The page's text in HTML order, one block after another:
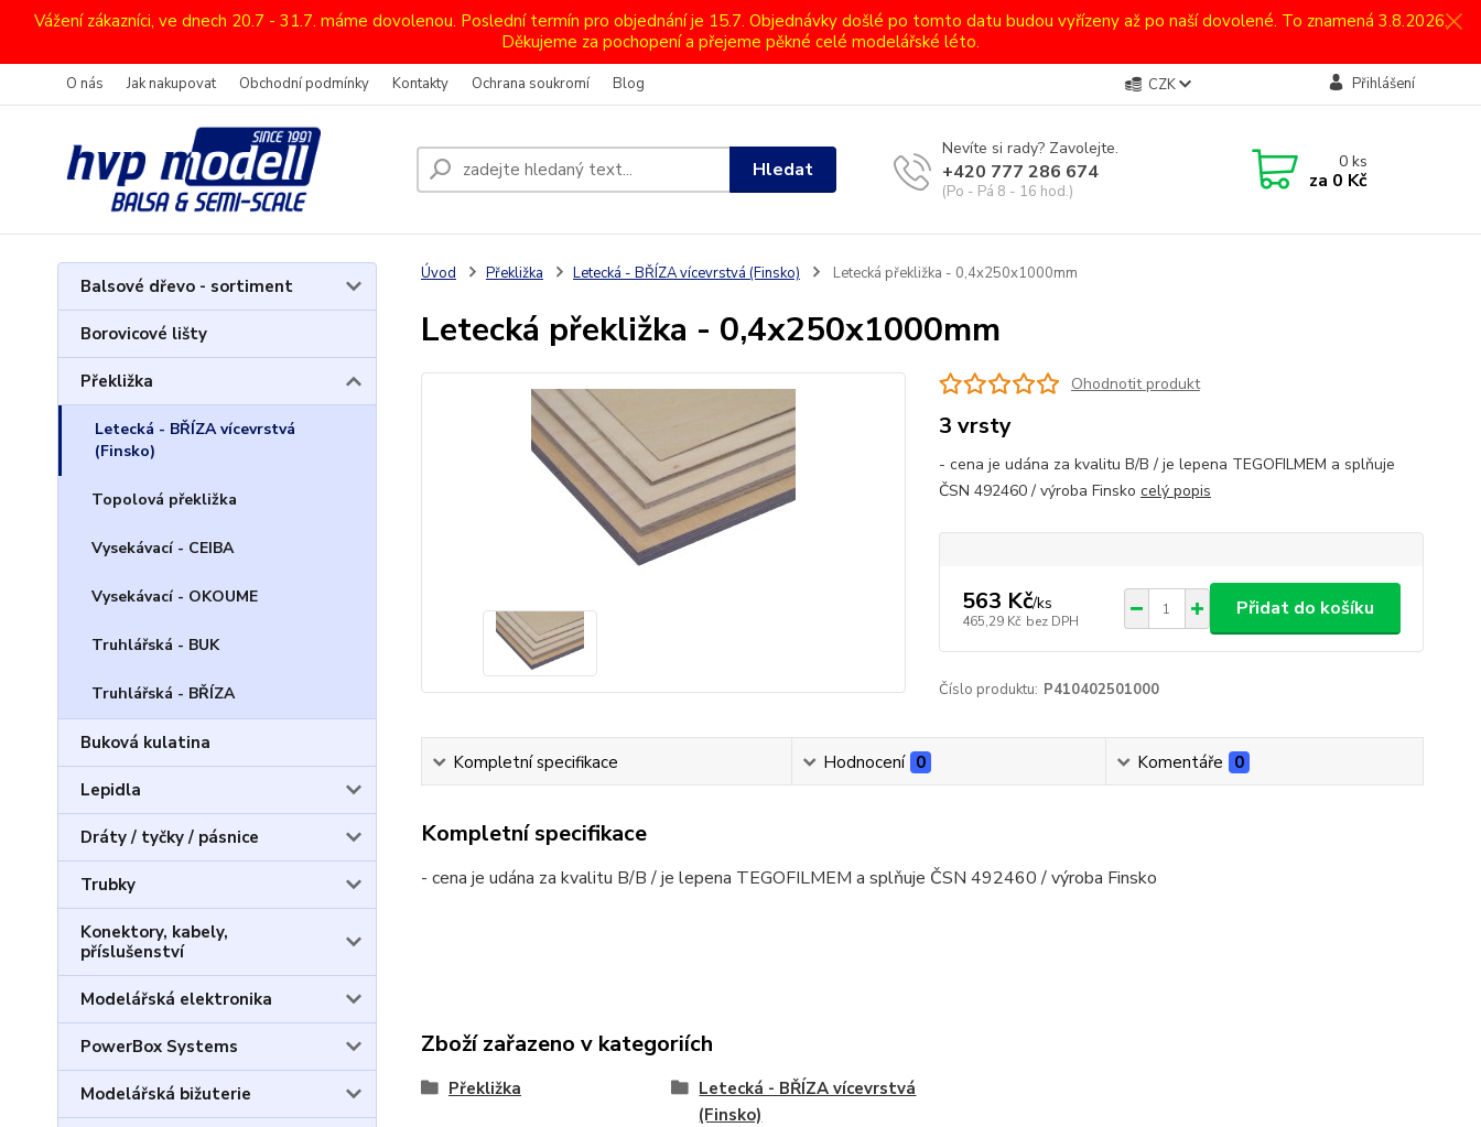
Vážení zákazníci, ve dnech 20.7 - 31.7. máme dovolenou. Poslední termín pro objednání je 15.7. Objednávky došlé po tomto datu budou vyřízeny až po naší dovolené. To znamená 3.8.2026.
Děkujeme za pochopení a přejeme pěkné celé modelářské léto.
O nás Jak nakupovat Obchodní podmínky Kontakty Ochrana soukromí Blog CZK Přihlášení
Hledat
Nevíte si rady? Zavolejte.
+420 777 286 674
(Po - Pá 8 - 16 hod.)
0ks
za 0 Kč
Balsové dřevo - sortiment
Borovicové lišty
Překližka
Letecká - BŘÍZA vícevrstvá
(Finsko)
Topolová překližka
Vysekávací - CEIBA
Vysekávací - OKOUME
Truhlářská - BUK
Truhlářská - BŘÍZA
Buková kulatina
Lepidla
Dráty / tyčky / pásnice
Trubky
Konektory, kabely,
příslušenství
Modelářská elektronika
PowerBox Systems
Modelářská bižuterie
Úvod Překližka Letecká - BŘÍZA vícevrstvá (Finsko) Letecká překližka - 0,4x250x1000mm
Letecká překližka - 0,4x250x1000mm
Ohodnotit produkt
3 vrsty
- cena je udána za kvalitu B/B / je lepena TEGOFILMEM a splňuje
ČSN 492460 / výroba Finsko celý popis
563 Kč/ks
465,29 Kč bez DPH
Přidat do košíku
Číslo produktu: P410402501000
Kompletní specifikace Hodnocení 0 Komentáře 0
Kompletní specifikace
- cena je udána za kvalitu B/B / je lepena TEGOFILMEM a splňuje ČSN 492460 / výroba Finsko
Zboží zařazeno v kategoriích
Překližka
Letecká - BŘÍZA vícevrstvá
(Finsko)